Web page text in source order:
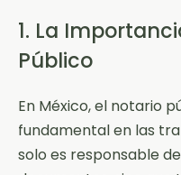
1. La
Público
En México, el notario
fundamental en las
solo es responsable